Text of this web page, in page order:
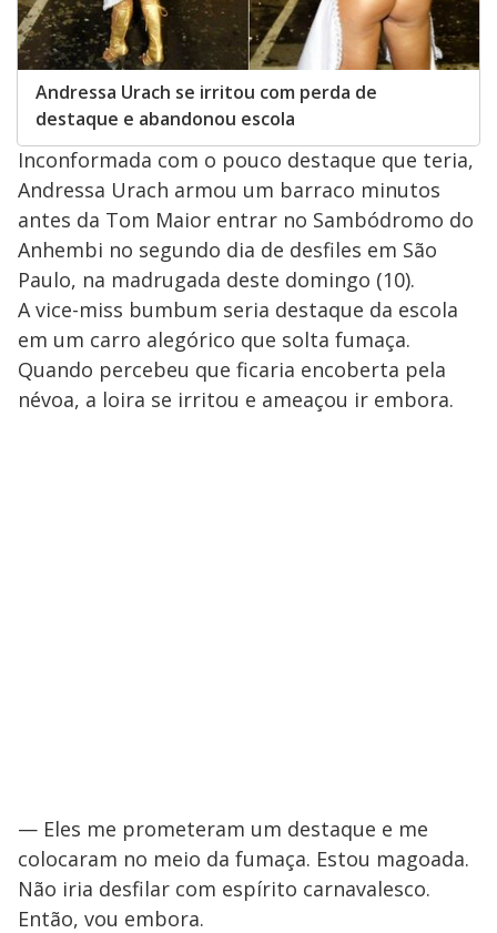
Andressa Urach se irritou com perda de
destaque e abandonou escola
Inconformada com o pouco destaque que teria,
Andressa Urach armou um barraco minutos
antes da Tom Maior entrar no Sambódromo do
Anhembi no segundo dia de desfiles em São
Paulo, na madrugada deste domingo (10).
A vice-miss bumbum seria destaque da escola
em um carro alegórico que solta fumaça.
Quando percebeu que ficaria encoberta pela
névoa, a loira se irritou e ameaçou ir embora.
— Eles me prometeram um destaque e me
colocaram no meio da fumaça. Estou magoada.
Não iria desfilar com espírito carnavalesco.
Então, vou embora.